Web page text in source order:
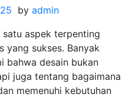
by admin
aspek terpenting
yang sukses. Banyak
bahwa desain bukan
juga tentang bagaimana
memenuhi kebutuhan